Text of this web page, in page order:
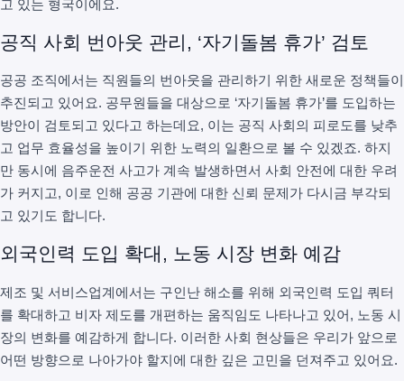
고 있는 형국이에요.
공직 사회 번아웃 관리, ‘자기돌봄 휴가’ 검토
공공 조직에서는 직원들의 번아웃을 관리하기 위한 새로운 정책들이
추진되고 있어요. 공무원들을 대상으로 ‘자기돌봄 휴가’를 도입하는
방안이 검토되고 있다고 하는데요, 이는 공직 사회의 피로도를 낮추
고 업무 효율성을 높이기 위한 노력의 일환으로 볼 수 있겠죠. 하지
만 동시에 음주운전 사고가 계속 발생하면서 사회 안전에 대한 우려
가 커지고, 이로 인해 공공 기관에 대한 신뢰 문제가 다시금 부각되
고 있기도 합니다.
외국인력 도입 확대, 노동 시장 변화 예감
제조 및 서비스업계에서는 구인난 해소를 위해 외국인력 도입 쿼터
를 확대하고 비자 제도를 개편하는 움직임도 나타나고 있어, 노동 시
장의 변화를 예감하게 합니다. 이러한 사회 현상들은 우리가 앞으로
어떤 방향으로 나아가야 할지에 대한 깊은 고민을 던져주고 있어요.